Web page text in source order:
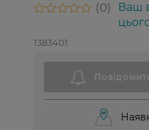
0
Ваш
1383401